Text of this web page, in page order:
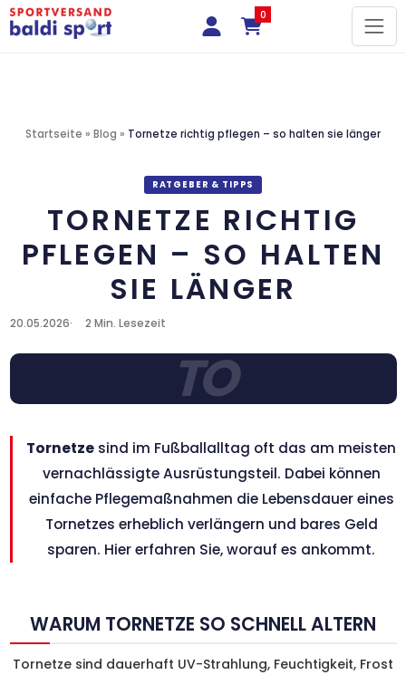
0
Startseite » Blog » Tornetze richtig pflegen – so halten sie länger
RATGEBER & TIPPS
TORNETZE RICHTIG
PFLEGEN – SO HALTEN
SIE LÄNGER
20.05.2026 2 Min. Lesezeit
TO
Tornetze sind im Fußballalltag oft das am meisten
vernachlässigte Ausrüstungsteil. Dabei können
einfache Pflegemaßnahmen die Lebensdauer eines
Tornetzes erheblich verlängern und bares Geld
sparen. Hier erfahren Sie, worauf es ankommt.
WARUM TORNETZE SO SCHNELL ALTERN
Tornetze sind dauerhaft UV-Strahlung, Feuchtigkeit, Frost